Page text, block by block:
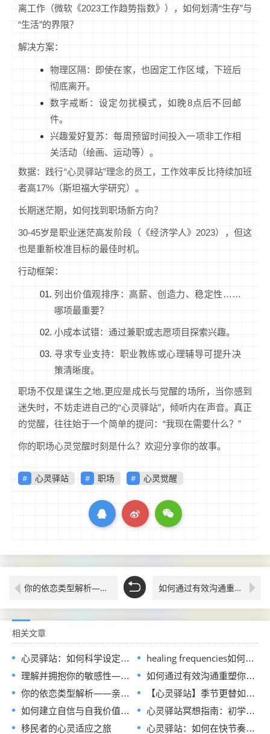
离工作（微软《2023工作趋势指数》），如何划清“生存”与
“生活”的界限？
解决方案：
物理区隔：即使在家，也固定工作区域，下班后
彻底离开。
数字戒断：设定勿扰模式，如晚8点后不回邮
件。
兴趣爱好复苏：每周预留时间投入一项非工作相
关活动（绘画、运动等）。
数据：践行“心灵驿站”理念的员工，工作效率反比持续加班
者高17%（斯坦福大学研究）。
长期迷茫期，如何找到职场新方向？
30-45岁是职业迷茫高发阶段（《经济学人》2023），但这
也是重新校准目标的最佳时机。
行动框架：
列出价值观排序：高薪、创造力、稳定性……
哪项最重要？
小成本试错：通过兼职或志愿项目探索兴趣。
寻求专业支持：职业教练或心理辅导可提升决
策清晰度。
职场不仅是谋生之地,更应是成长与觉醒的场所，当你感到
迷失时，不妨走进自己的“心灵驿站”，倾听内在声音。真正
的觉醒，往往始于一个简单的提问：“我现在需要什么？”
你的职场心灵觉醒时刻是什么？欢迎分享你的故事。
心灵驿站 职场 心灵觉醒
你的依恋类型解析——亲密关系中的隐形密码 如何通过有效沟通重塑你的亲密关系？
相关文章
心灵驿站：如何科学设定并实现你的心灵目标？
healing frequencies如何重塑现代人的心理健康？
理解并拥抱你的敏感性——高敏感人群的自我认知与成长指南
如何通过有效沟通重塑你的亲密关系？
你的依恋类型解析——亲密关系中的隐形密码
【心灵驿站】季节更替如何重塑心理状态？科学解读与情绪调节指南
如何建立自信与自我价值？专家解析三大认知误区与成长路径
心灵驿站冥想指南：初学者如何通过引导式冥想获得身心平衡？
移民者的心灵适应之旅
心灵驿站：如何在快节奏生活中找回灵性与现实的平衡？